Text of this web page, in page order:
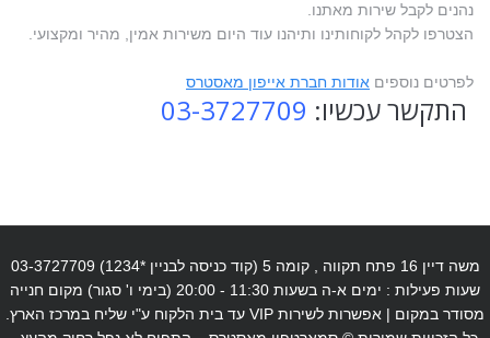
נהנים לקבל שירות מאתנו.
הצטרפו לקהל לקוחותינו ותיהנו עוד היום משירות אמין, מהיר ומקצועי.
לפרטים נוספים אודות חברת אייפון מאסטרס
התקשר עכשיו: 03-3727709
משה דיין 16 פתח תקווה , קומה 5 (קוד כניסה לבניין *1234) 03-3727709
שעות פעילות : ימים א-ה בשעות 11:30 - 20:00 (בימי ו' סגור) מקום חנייה
מסודר במקום | אפשרות לשירות VIP עד בית הלקוח ע"י שליח במרכז הארץ.